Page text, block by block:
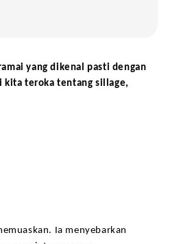
yang dikenal pasti dengan
kita teroka tentang sillage,
Ia menyebarkan